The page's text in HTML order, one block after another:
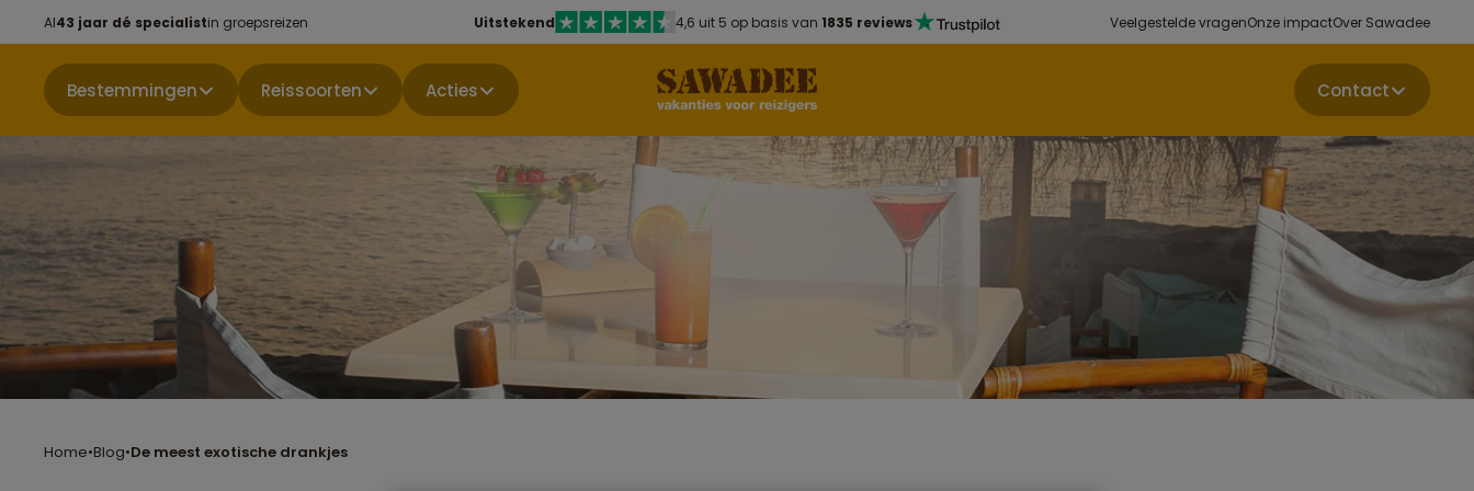
Al43 jaar dé specialistin groepsreizen Uitstekend 4,6 uit 5 op basis van 1835 reviews Veelgestelde vragenOnze impactOver Sawadee
Bestemmingen Reissoorten Acties Contact
Home•Blog•De meest exotische drankjes